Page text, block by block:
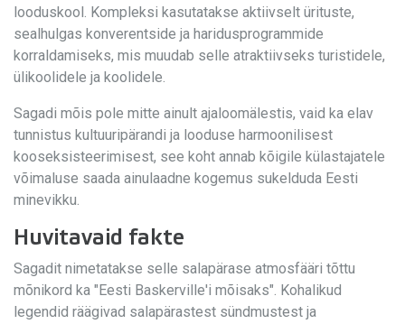
looduskool. Kompleksi kasutatakse aktiivselt ürituste,
sealhulgas konverentside ja haridusprogrammide
korraldamiseks, mis muudab selle atraktiivseks turistidele,
ülikoolidele ja koolidele.
Sagadi mõis pole mitte ainult ajaloomälestis, vaid ka elav
tunnistus kultuuripärandi ja looduse harmoonilisest
kooseksisteerimisest, see koht annab kõigile külastajatele
võimaluse saada ainulaadne kogemus sukelduda Eesti
minevikku.
Huvitavaid fakte
Sagadit nimetatakse selle salapärase atmosfääri tõttu
mõnikord ka "Eesti Baskerville'i mõisaks". Kohalikud
legendid räägivad salapärastest sündmustest ja